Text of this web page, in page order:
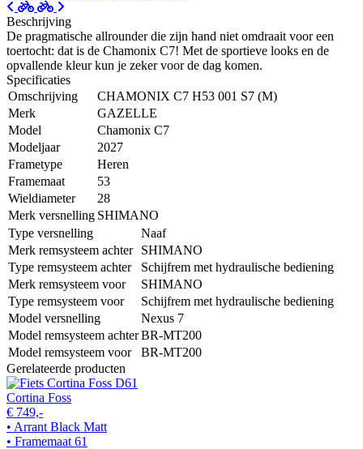
Beschrijving
De pragmatische allrounder die zijn hand niet omdraait voor een
toertocht: dat is de Chamonix C7! Met de sportieve looks en de
opvallende kleur kun je zeker voor de dag komen.
Specificaties
Omschrijving
CHAMONIX C7 H53 001 S7 (M)
Merk
GAZELLE
Model
Chamonix C7
Modeljaar
2027
Frametype
Heren
Framemaat
53
Wieldiameter
28
Merk versnelling SHIMANO
Type versnelling
Naaf
Merk remsysteem achter
SHIMANO
Type remsysteem achter
Schijfrem met hydraulische bediening
Merk remsysteem voor
SHIMANO
Type remsysteem voor
Schijfrem met hydraulische bediening
Model versnelling
Nexus 7
Model remsysteem achterBR-MT200
Model remsysteem voor
BR-MT200
Gerelateerde producten
Cortina Foss
€ 749,-
• Arrant Black Matt
• Framemaat 61